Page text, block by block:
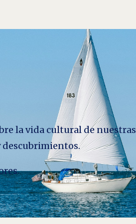
la vida cultural de nuestras
descubrimientos.